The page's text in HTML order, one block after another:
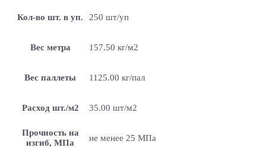
Кол-во шт. в уп. 250 шт/уп
Вес метра 157.50 кг/м2
Вес паллеты 1125.00 кг/пал
Расход шт./м2 35.00 шт/м2
Прочность на
изгиб, МПа
не менее 25 МПа